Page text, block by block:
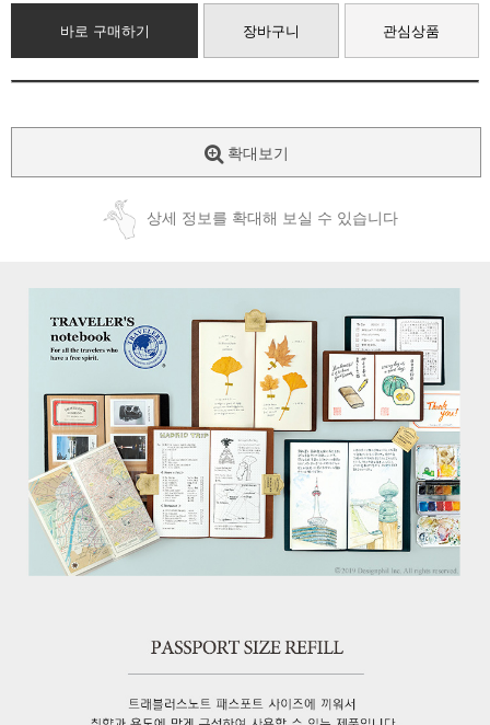
바로 구매하기 장바구니 관심상품
확대보기
상세 정보를 확대해 보실 수 있습니다